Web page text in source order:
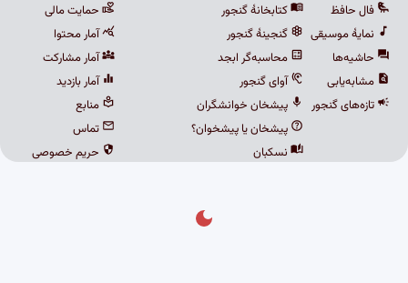
فال حافظ
نمایهٔ موسیقی
حاشیه‌ها
مشابه‌یابی
تازه‌های گنجور
کتابخانهٔ گنجور
گنجینهٔ گنجور
محاسبه‌گر ابجد
آوای گنجور
پیشخان خوانشگران
پیشخان یا پیشخوان؟
نسکبان
حمایت مالی
آمار محتوا
آمار مشارکت
آمار بازدید
منابع
تماس
حریم خصوصی